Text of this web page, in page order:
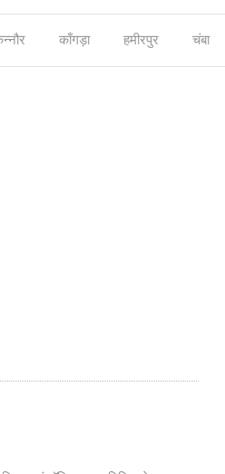
काँगड़ा हमीरपुर चंबा